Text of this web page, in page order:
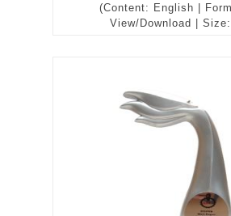
(Content: English |
View/Download |